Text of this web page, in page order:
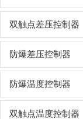
双触点差压控制器
防爆差压控制器
防爆温度控制器
双触点温度控制器